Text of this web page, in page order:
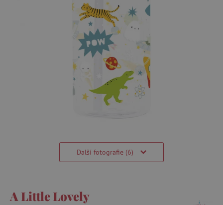
Další fotografie (6)
A Little Lovely